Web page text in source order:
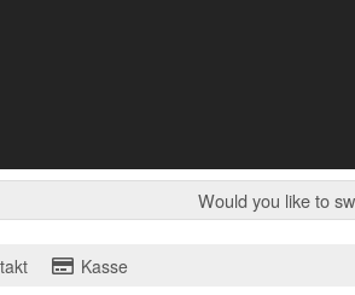
Would you like to
Kasse